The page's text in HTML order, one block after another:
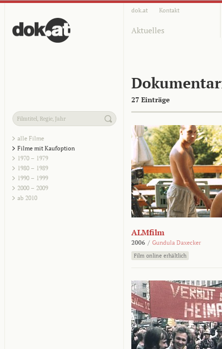
dok.at Kontakt
Aktuelles
27 Einträge
alle Filme
Filme mit Kaufoption
1970 – 1979
1980 – 1989
1990 – 1999
2000 – 2009
ab 2010
ALMfilm
2006 / Gundula Daxecker
Film online erhältlich